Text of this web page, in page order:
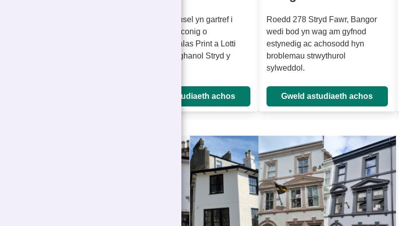
Mae eiddo Pensel yn gartref i
ddau fusnes eiconig o
Gaernarfon, Palas Print a Lotti
& Wren, yng nghanol Stryd y
Gweld astudiaeth achos
Roedd 278 Stryd Fawr, Bangor
wedi bod yn wag am gyfnod
estynedig ac achosodd hyn
broblemau strwythurol
sylweddol.
Gweld astudiaeth achos